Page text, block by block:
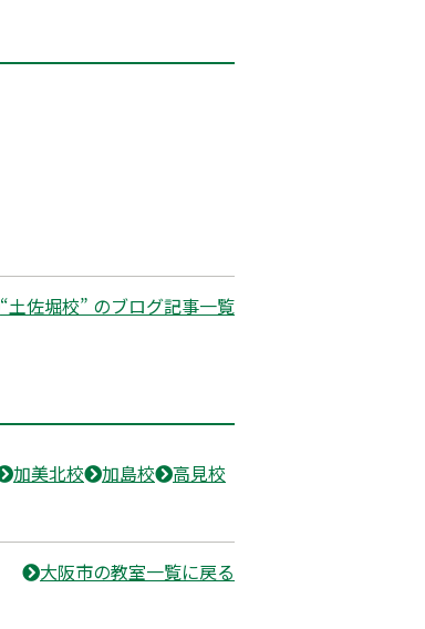
“土佐堀校” のブログ記事一覧
加美北校 加島校
高見校
大阪市の教室一覧に戻る